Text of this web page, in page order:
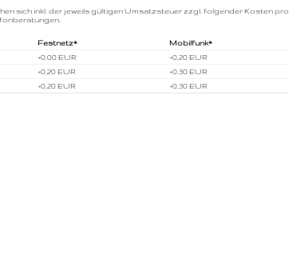
sich inkl. der jeweils gültigen Umsatzsteuer zzgl. folgender Kosten pro
Festnetz*
Mobilfunk*
+0,00 EUR
+0,20 EUR
+0,20 EUR
+0,30 EUR
+0,20 EUR
+0,30 EUR